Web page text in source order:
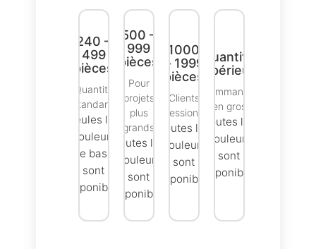
240 –
499
pièces
Quantité
standard
Seules les
couleurs
de base
sont
disponibles
500 –
999
pièces
Pour
projets
plus
grands
Toutes les
couleurs
sont
disponibles
1000
– 1999
pièces
Clients
professionnels
Toutes les
couleurs
sont
disponibles
quantité
supérieure
Commande
en gros
Toutes les
couleurs
sont
disponibles